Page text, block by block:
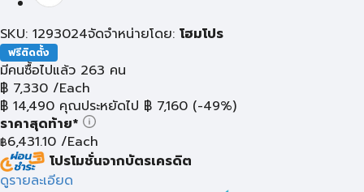
SKU: 1293024จัดจำหน่ายโดย: โฮมโปร
ฟรีติดตั้ง
มีคนซื้อไปแล้ว 263 คน
฿ 7,330 /Each
฿ 14,490 คุณประหยัดไป ฿ 7,160 (-49%)
ราคาสุดท้าย*
฿6,431.10 /Each
โปรโมชั่นจากบัตรเครดิต
ดูรายละเอียด